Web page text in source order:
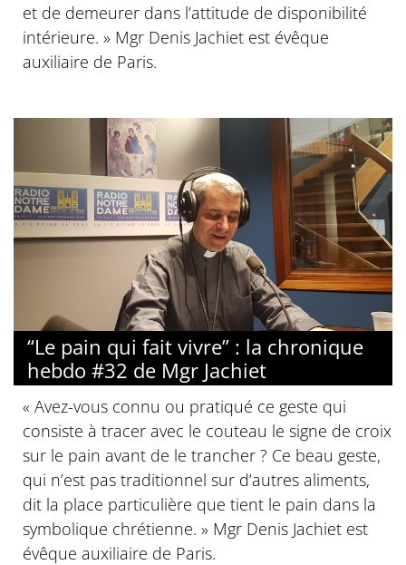
et de demeurer dans l’attitude de disponibilité
intérieure. » Mgr Denis Jachiet est évêque
auxiliaire de Paris.
“Le pain qui fait vivre” : la chronique
hebdo #32 de Mgr Jachiet
« Avez-vous connu ou pratiqué ce geste qui
consiste à tracer avec le couteau le signe de croix
sur le pain avant de le trancher ? Ce beau geste,
qui n’est pas traditionnel sur d’autres aliments,
dit la place particulière que tient le pain dans la
symbolique chrétienne. » Mgr Denis Jachiet est
évêque auxiliaire de Paris.